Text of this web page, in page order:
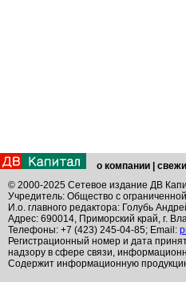
о компании
© 2000-2025 Сетевое издание ДВ
Учредитель: Общество с
И.о. главного редактора: Голубь
Адрес: 690014, Приморский край, г.
Телефоны: +7 (423) 245-04-85; Email:
Регистрационный номер и дата
надзору в сфере связи,
Содержит информационную